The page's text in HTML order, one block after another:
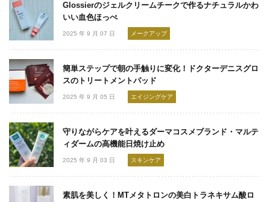
Glossierのジェルクリームチークで作るナチュラルかわ
いい血色ほっぺ
2025 年 9 月 07 日 メークアップ
簡単ステップで朝の手触りに変化！ドクターデニスグロ
スのトリートメントパッド
2025 年 9 月 05 日 エイジングケア
守りながらケアを叶えるダーマコスメブランド・マルテ
ィダームの高機能日焼け止め
2025 年 9 月 03 日 スキンケア
素肌を美しく！MTメタトロンの美白トラネキサム酸ロ